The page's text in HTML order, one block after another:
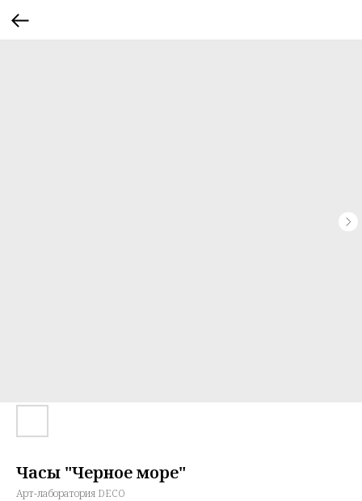
Часы "Черное море"
Арт-лаборатория DECO